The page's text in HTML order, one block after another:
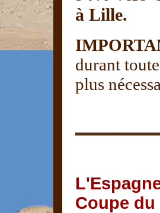
à Lille.
durant
plus
Coupe du